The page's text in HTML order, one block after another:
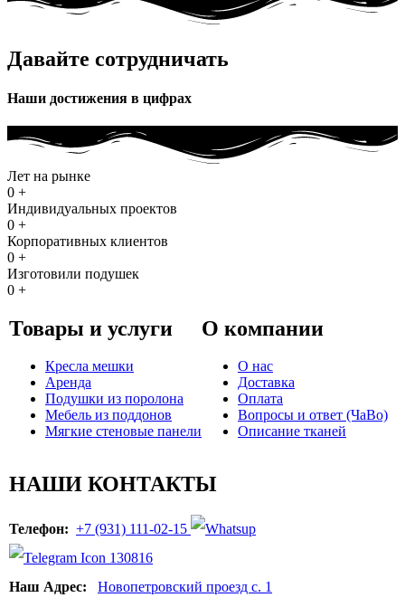
Давайте сотрудничать
Наши достижения в цифрах
Лет на рынке
0 +
Индивидуальных проектов
0 +
Корпоративных клиентов
0 +
Изготовили подушек
0 +
Товары и услуги
Кресла мешки
Аренда
Подушки из поролона
Мебель из поддонов
Мягкие стеновые панели
О компании
О нас
Доставка
Оплата
Вопросы и ответ (ЧаВо)
Описание тканей
НАШИ КОНТАКТЫ
Телефон: +7 (931) 111-02-15
Наш Адрес: Новопетровский проезд с. 1